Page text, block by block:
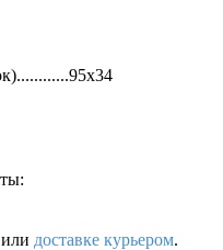
или доставке курьером.